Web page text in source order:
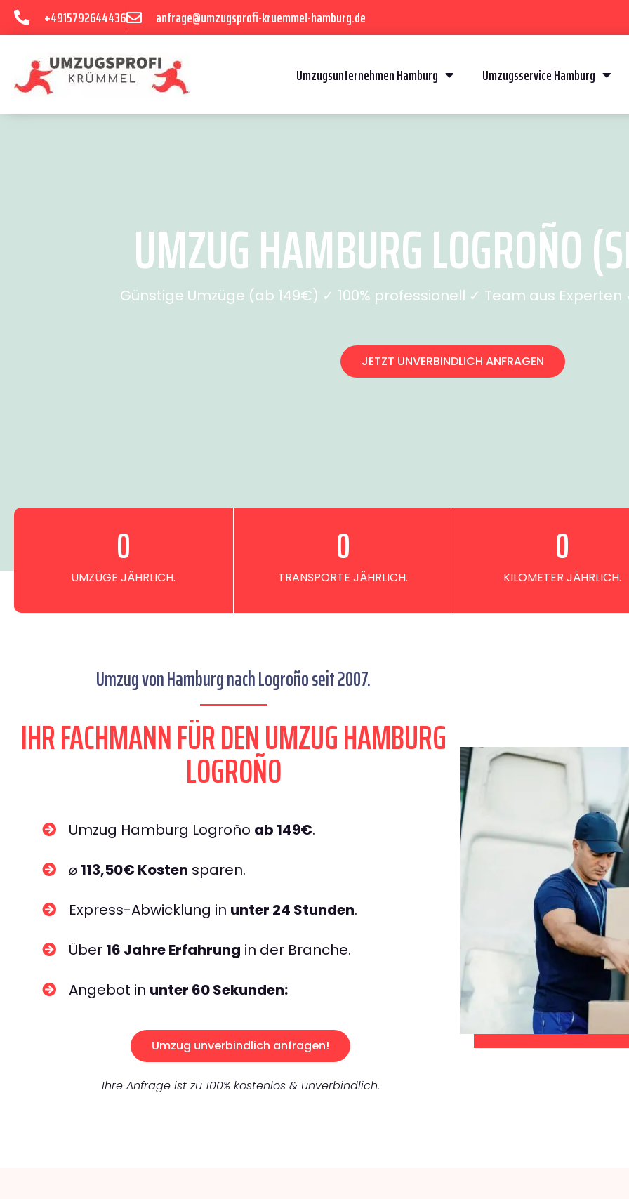
+4915792644436 anfrage@umzugsprofi-kruemmel-hamburg.de
Umzugsunternehmen Hamburg Umzugsservice Hamburg
UMZUG HAMBURG LOGROÑO
Günstige Umzüge (ab 149€) ✓ 100% professionell ✓ Team aus
JETZT UNVERBINDLICH ANFRAGEN
UMZÜGE JÄHRLICH.
0
TRANSPORTE JÄHRLICH.
0
KILOMETER JÄHRLICH.
0
Umzug von Hamburg nach Logroño seit 2007.
IHR FACHMANN FÜR DEN UMZUG HAMBURG
LOGROÑO
Umzug Hamburg Logroño ab 149€.
⌀ 113,50€ Kosten sparen.
Express-Abwicklung in unter 24 Stunden.
Über 16 Jahre Erfahrung in der Branche.
Angebot in unter 60 Sekunden:
Umzug unverbindlich anfragen!
Ihre Anfrage ist zu 100% kostenlos & unverbindlich.